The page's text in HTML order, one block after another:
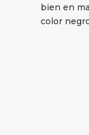
bien en
color